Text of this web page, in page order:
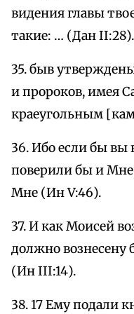
видения главы
такие: … (Дан II:28).
35. быв
и пророков, имея
краеугольным
36. Ибо если бы
поверили бы и
Мне (Ин V:46).
37. И как Моисей
должно вознесену
(Ин III:14).
38. 17 Ему подали